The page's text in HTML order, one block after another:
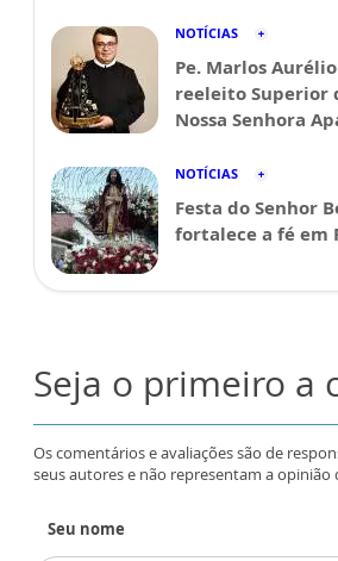
NOTÍCIAS
Pe. Marlos
reeleito Superior
Nossa Senhora
NOTÍCIAS
Festa do Senhor
fortalece a fé em
Seja o primeiro a
Os comentários e avaliações são de
seus autores e não representam a opinião
Seu nome